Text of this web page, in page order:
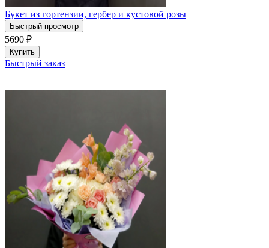
Букет из гортензии, гербер и кустовой розы
Быстрый просмотр
5690 ₽
Купить
Быстрый заказ